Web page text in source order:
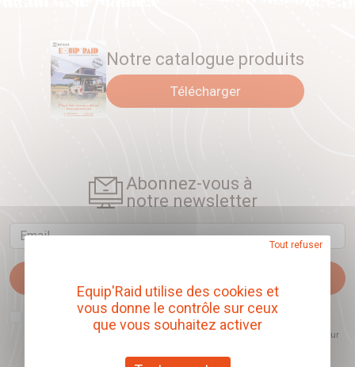
Notre catalogue produits
Télécharger
Abonnez-vous à
notre newsletter
Email
J'accepte que l'ouverture des newsletters soit mesurée, afin de mieux
comprendre les sujets qui m'intéressent et d'améliorer les contenus
proposés. Ce choix est modifiable à tout moment et reste sans incidence sur
Equip'Raid utilise des cookies et
vous donne le contrôle sur ceux
que vous souhaitez activer
Tout refuser